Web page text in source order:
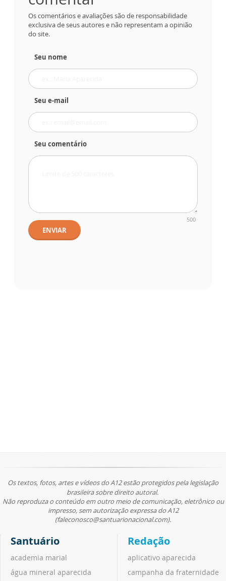
Os comentários e avaliações são de responsabilidade
exclusiva de seus autores e não representam a opinião
do site.
Seu nome
Seu e-mail
Seu comentário
500
ENVIAR
Os textos, fotos, artes e vídeos do A12 estão protegidos pela legislação
brasileira sobre direito autoral.
Não reproduza o conteúdo em outro meio de comunicação, eletrônico ou
impresso, sem autorização expressa do A12
(faleconosco@santuarionacional.com).
Santuário
academia marial
água mineral aparecida
Redação
aplicativo aparecida
campanha da fraternidade